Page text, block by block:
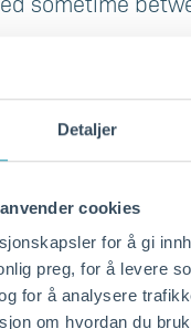
Detaljer
cookies
for å gi
preg, for å levere
for å analysere
om hvordan du
sometime
once between
once between
sometime
sometime
once between